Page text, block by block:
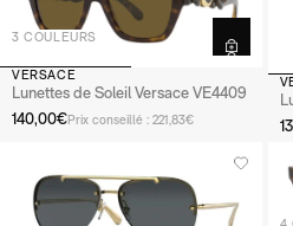
3 COULEURS
VERSACE
Lunettes de Soleil Versace VE4409
140,00€Prix conseillé : 221,83€